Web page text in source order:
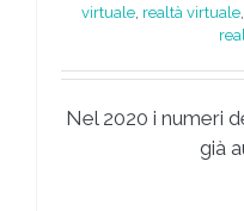
virtuale realtà virtuale
Nel 2020 i numeri
già